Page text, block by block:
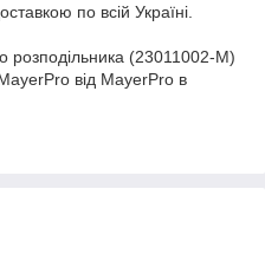
по всій Україні.
розподільника (23011002-M)
від MayerPro в